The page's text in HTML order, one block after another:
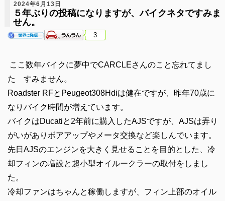
2024年6月13日
５年ぶりの投稿になりますが、バイクネタですみま
せん。
3
ここ数年バイクに夢中でCARCLEさんのこと忘れてまし
た すみません。
Roadster RFとPeugeot308Hdiは健在ですが、昨年70歳に
なりバイク時間が増えています。
バイクはDucatiと2年前に購入したAJSですが、AJSは弄り
がいがありボアアップやメータ交換など楽しんでいます。
先日AJSのエンジンを大きく見せることを目的とした、冷
却フィンの増設と超小型オイルークラーの取付をしまし
た。
冷却ファンはちゃんと稼働しますが、フィン上部のオイル